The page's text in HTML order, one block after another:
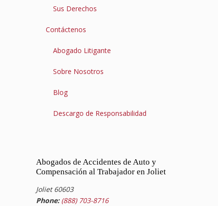
Sus Derechos
Contáctenos
Abogado Litigante
Sobre Nosotros
Blog
Descargo de Responsabilidad
Abogados de Accidentes de Auto y
Compensación al Trabajador en Joliet
Joliet 60603
Phone: (888) 703-8716